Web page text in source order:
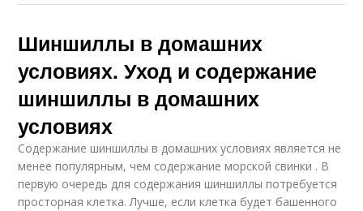
Шиншиллы в домашних
условиях. Уход и содержание
шиншиллы в домашних
условиях
Содержание шиншиллы в домашних условиях является не
менее популярным, чем содержание морской свинки . В
первую очередь для содержания шиншиллы потребуется
просторная клетка. Лучше, если клетка будет башенного